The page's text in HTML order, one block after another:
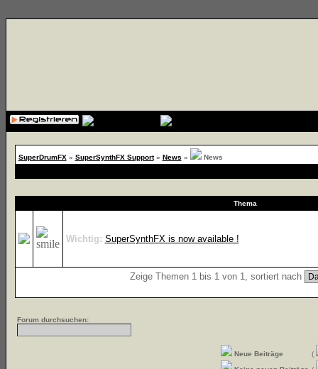
SuperDrumFX» SuperSynthFX Support» News » News
Thema
Wichtig: SuperSynthFX is now available !
Zeige Themen 1 bis 1 von 1, sortiert nach
Forum durchsuchen:
Neue Beiträge
(